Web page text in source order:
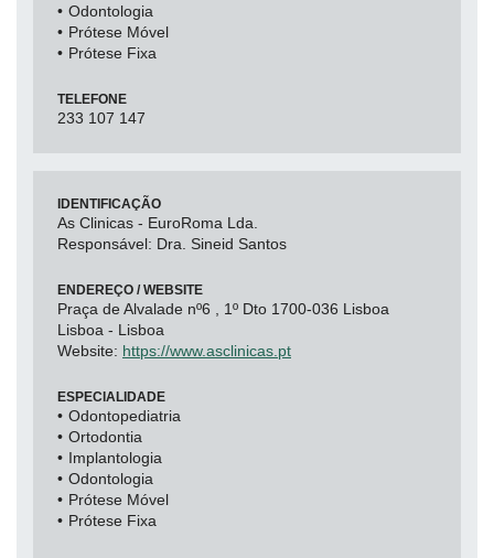
Odontologia
Prótese Móvel
Prótese Fixa
TELEFONE
233 107 147
IDENTIFICAÇÃO
As Clinicas - EuroRoma Lda.
Responsável: Dra. Sineid Santos
ENDEREÇO / WEBSITE
Praça de Alvalade nº6 , 1º Dto 1700-036 Lisboa
Lisboa - Lisboa
Website: https://www.asclinicas.pt
ESPECIALIDADE
Odontopediatria
Ortodontia
Implantologia
Odontologia
Prótese Móvel
Prótese Fixa